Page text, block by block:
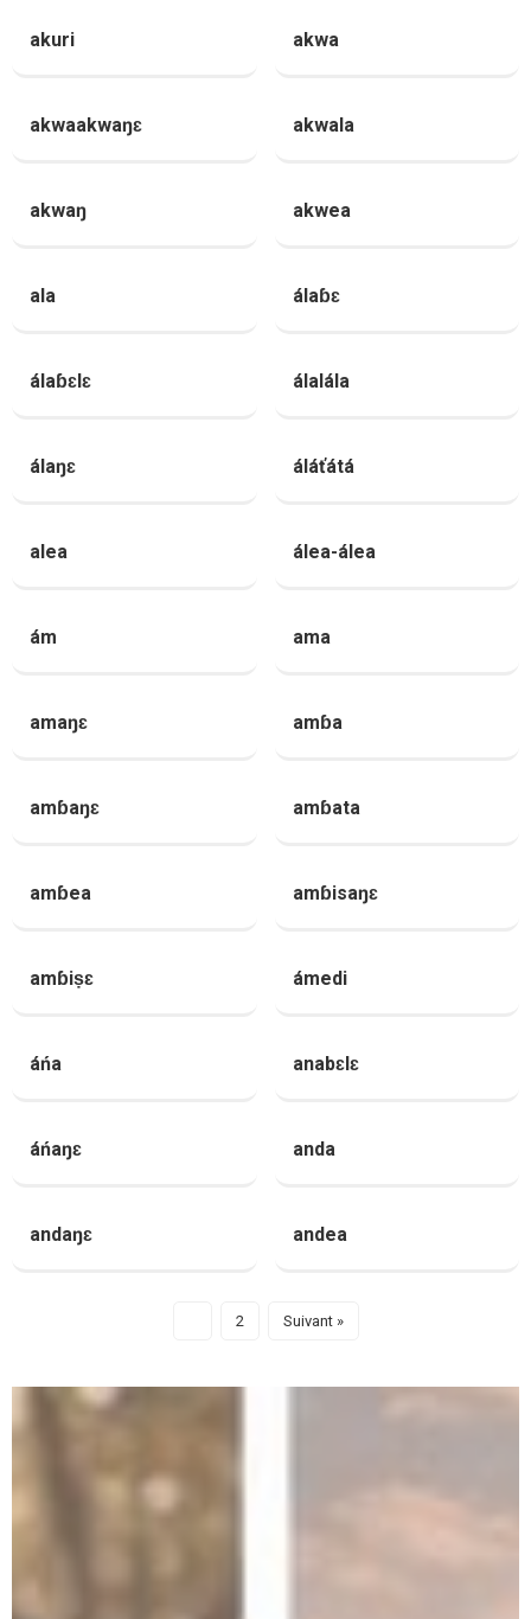
akuri akwa
akwaakwaŋɛ akwala
akwaŋ akwea
ala álaɓɛ
álaɓɛlɛ álalála
álaŋɛ áláťátá
alea álea-álea
ám ama
amaŋɛ amɓa
amɓaŋɛ amɓata
amɓea amɓisaŋɛ
amɓiṣɛ ámedi
áńa anabɛlɛ
áńaŋɛ anda
andaŋɛ andea
2 Suivant »